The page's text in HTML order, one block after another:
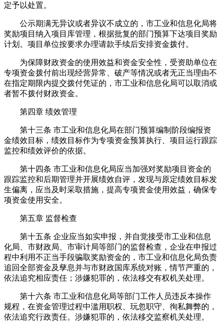
定予以处置。
公示期满无异议或者异议不成立的，市工业和信息化局将
奖励项目纳入项目库管理，根据批复的部门预算下达项目奖励
计划。项目单位按要求办理请款手续后安排资金拨付。
为保障财政资金的使用效益和资金安全性，受资助单位在
专项资金拨付前出现经营异常、破产等情况或者无正当理由不
在指定期限内提交拨付凭证的，市工业和信息化局可以取消或
者暂不拨付财政资金。
第四章 绩效管理
第十三条 市工业和信息化局在部门预算编制阶段编报资
金绩效目标，绩效目标作为专项资金预算执行、项目运行跟踪
监控和绩效评价的依据。
第十四条 市工业和信息化局应当加强对奖励项目资金的
跟踪监控和后期管理并开展绩效自评，发现与原定绩效目标发
生偏离，应当及时采取措施，提高专项资金使用效益，确保专
项资金使用安全。
第五章 监督检查
第十五条 企业应当如实申报，并自觉接受市工业和信息
化局、市财政局、市审计局等部门的监督检查，企业在申报过
程中利用不正当手段骗取奖励资金的，市工业和信息化局负责
追回全部资金及孳息并与市财政国库系统对账，情节严重的，
依法追究相应责任；涉嫌犯罪的，依法移交有权机关处理。
第十六条 市工业和信息化局等部门工作人员违反本操作
规程，在资金管理过程中滥用职权、玩忽职守、徇私舞弊的，
依法追究行政责任。涉嫌犯罪的，依法移交监察机关处理。